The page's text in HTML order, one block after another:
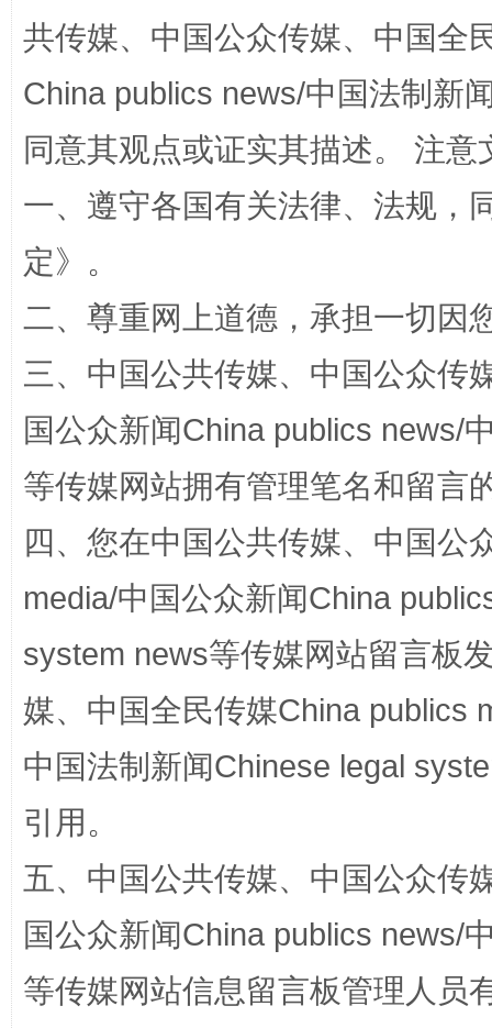
规模最大的光氢储一体化项目 走
镜头丨大暑三秋近 山西：
共传媒、中国公众传媒、中国全
China publics news/中国法制新
同意其观点或证实其描述。 注
一、遵守各国有关法律、法规，
定》。
二、尊重网上道德，承担一切因
三、中国公共传媒、中国公众传
国公众新闻China publics news/
等传媒网站拥有管理笔名和留言
四、您在中国公共传媒、中国公
media/中国公众新闻China
system news等传媒网站留言板
媒、中国全民传媒China publics
中国法制新闻Chinese legal
引用。
五、中国公共传媒、中国公众传
国公众新闻China publics news/
等传媒网站信息留言板管理人员